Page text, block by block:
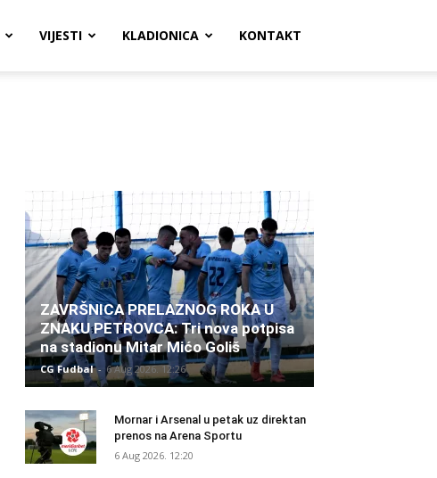
VIJESTI KLADIONICA KONTAKT
ZAVRŠNICA PRELAZNOG ROKA U
ZNAKU PETROVCA: Tri nova potpisa
na stadionu Mitar Mićo Goliš
CG Fudbal - 6 Aug 2026. 12:26
Mornar i Arsenal u petak uz direktan
prenos na Arena Sportu
6 Aug 2026. 12:20